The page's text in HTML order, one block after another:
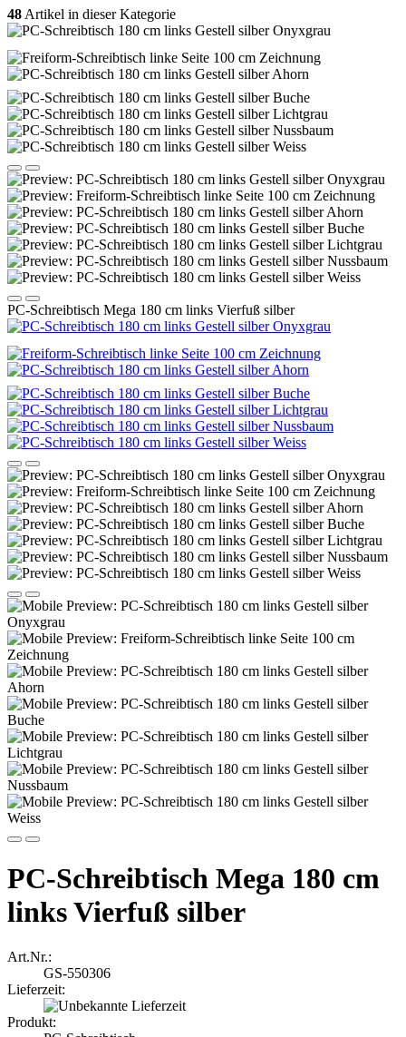
48 Artikel in dieser Kategorie
PC-Schreibtisch Mega 180 cm links Vierfuß silber
PC-Schreibtisch Mega 180 cm
links Vierfuß silber
Art.Nr.:
GS-550306
Lieferzeit:
Produkt: